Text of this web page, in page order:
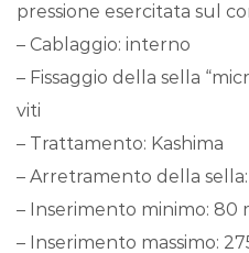
pressione esercitata sul
– Cablaggio: interno
– Fissaggio della sella
viti
– Trattamento: Kashima
– Arretramento della
– Inserimento minimo: 80
– Inserimento massimo: